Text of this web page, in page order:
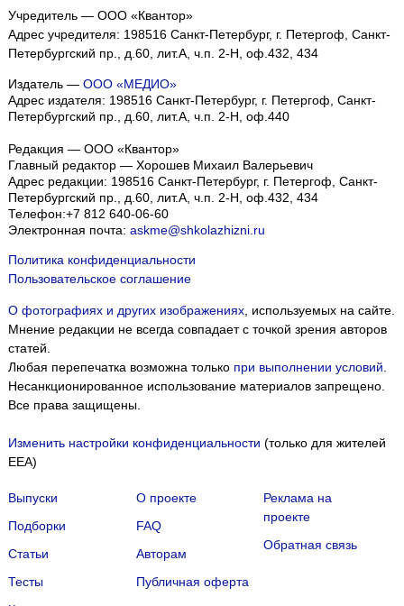
Учредитель — ООО «Квантор»
Адрес учредителя: 198516 Санкт-Петербург, г. Петергоф, Санкт-
Петербургский пр., д.60, лит.А, ч.п. 2-Н, оф.432, 434
Издатель — ООО «МЕДИО»
Адрес издателя: 198516 Санкт-Петербург, г. Петергоф, Санкт-
Петербургский пр., д.60, лит.А, ч.п. 2-Н, оф.440
Редакция — ООО «Квантор»
Главный редактор — Хорошев Михаил Валерьевич
Адрес редакции: 198516 Санкт-Петербург, г. Петергоф, Санкт-
Петербургский пр., д.60, лит.А, ч.п. 2-Н, оф.432, 434
Телефон:+7 812 640-06-60
Электронная почта: askme@shkolazhizni.ru
Политика конфиденциальности
Пользовательское соглашение
О фотографиях и других изображениях, используемых на сайте.
Мнение редакции не всегда совпадает с точкой зрения авторов
статей.
Любая перепечатка возможна только при выполнении условий.
Несанкционированное использование материалов запрещено.
Все права защищены.
Изменить настройки конфиденциальности (только для жителей
EEA)
Выпуски
Подборки
Статьи
Тесты
О проекте
FAQ
Авторам
Публичная оферта
Реклама на
проекте
Обратная связь